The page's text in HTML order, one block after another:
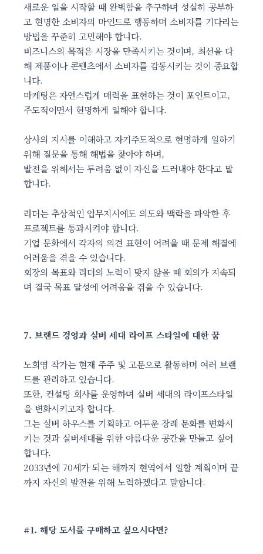
새로운 일을 시작할 때 완벽함을 추구하며 성실히 공부하
고 현명한 소비자의 마인드로 행동하며 소비자를 기다리는
방법을 꾸준히 고민해야 합니다.
비즈니스의 목적은 시장을 만족시키는 것이며, 최선을 다
해 제품이나 콘텐츠에서 소비자를 감동시키는 것이 중요합
니다.
마케팅은 자연스럽게 매력을 표현하는 것이 포인트이고,
주도적이면서 현명하게 일해야 합니다.
상사의 지시를 이해하고 자기주도적으로 현명하게 일하기
위해 질문을 통해 해법을 찾아야 하며,
발전을 위해서는 두려움 없이 자신을 드러내야 한다고 말
합니다.
리더는 추상적인 업무지시에도 의도와 맥락을 파악한 후
프로젝트를 통과시켜야 합니다.
기업 문화에서 각자의 의견 표현이 어려울 때 문제 해결에
어려움을 겪을 수 있습니다.
회장의 목표와 리더의 노력이 맞지 않을 때 회의가 지속되
며 결국 목표 달성에 어려움을 겪을 수 있습니다.
7. 브랜드 경영과 실버 세대 라이프 스타일에 대한 꿈
노희영 작가는 현재 주주 및 고문으로 활동하며 여러 브랜
드를 관리하고 있습니다.
또한, 컨설팅 회사를 운영하며 실버 세대의 라이프스타일
을 변화시키고자 합니다.
그는 실버 하우스를 기획하고 어두운 장례 문화를 변화시
키는 것과 실버세대를 위한 아름다운 공간을 만들고 싶어
합니다.
2033년에 70세가 되는 해까지 현역에서 일할 계획이며 끝
까지 자신의 발전을 위해 노력하겠다고 말합니다.
#1. 해당 도서를 구매하고 싶으시다면?